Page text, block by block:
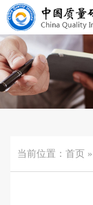
当前位置： 首页 »